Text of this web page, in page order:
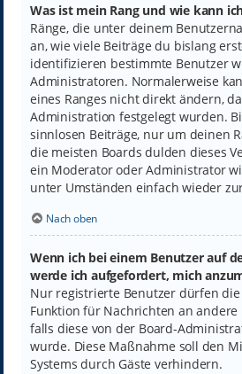
Was ist mein Rang und wie kann
Ränge, die unter deinem
an, wie viele Beiträge du bislang
identifizieren bestimmte Benutzer
Administratoren. Normalerweise
eines Ranges nicht direkt ändern,
Administration festgelegt wurden.
sinnlosen Beiträge, nur um deinen
die meisten Boards dulden dieses
ein Moderator oder Administrator
unter Umständen einfach wieder
Nach oben
Wenn ich bei einem Benutzer auf
werde ich aufgefordert, mich
Nur registrierte Benutzer dürfen
Funktion für Nachrichten an andere
falls diese von der Board-
wurde. Diese Maßnahme soll den
Systems durch Gäste verhindern.